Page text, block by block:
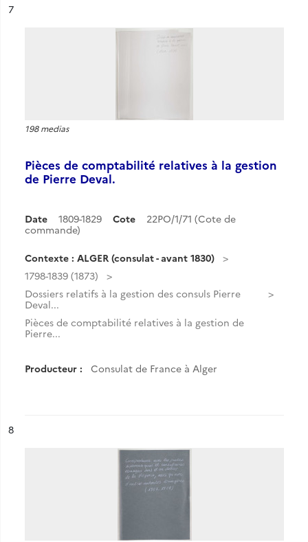
n°
7
198 medias
Pièces de comptabilité relatives à la gestion
de Pierre Deval.
Date 1809-1829 Cote
22PO/1/71 (Cote de
commande)
Contexte : ALGER (consulat - avant 1830)
1798-1839 (1873)
Dossiers relatifs à la gestion des consuls Pierre
Deval...
Pièces de comptabilité relatives à la gestion de
Pierre...
Producteur : Consulat de France à Alger
n°
8